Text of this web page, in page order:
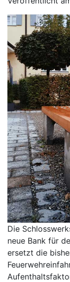
Die
neue Bank für
ersetzt die